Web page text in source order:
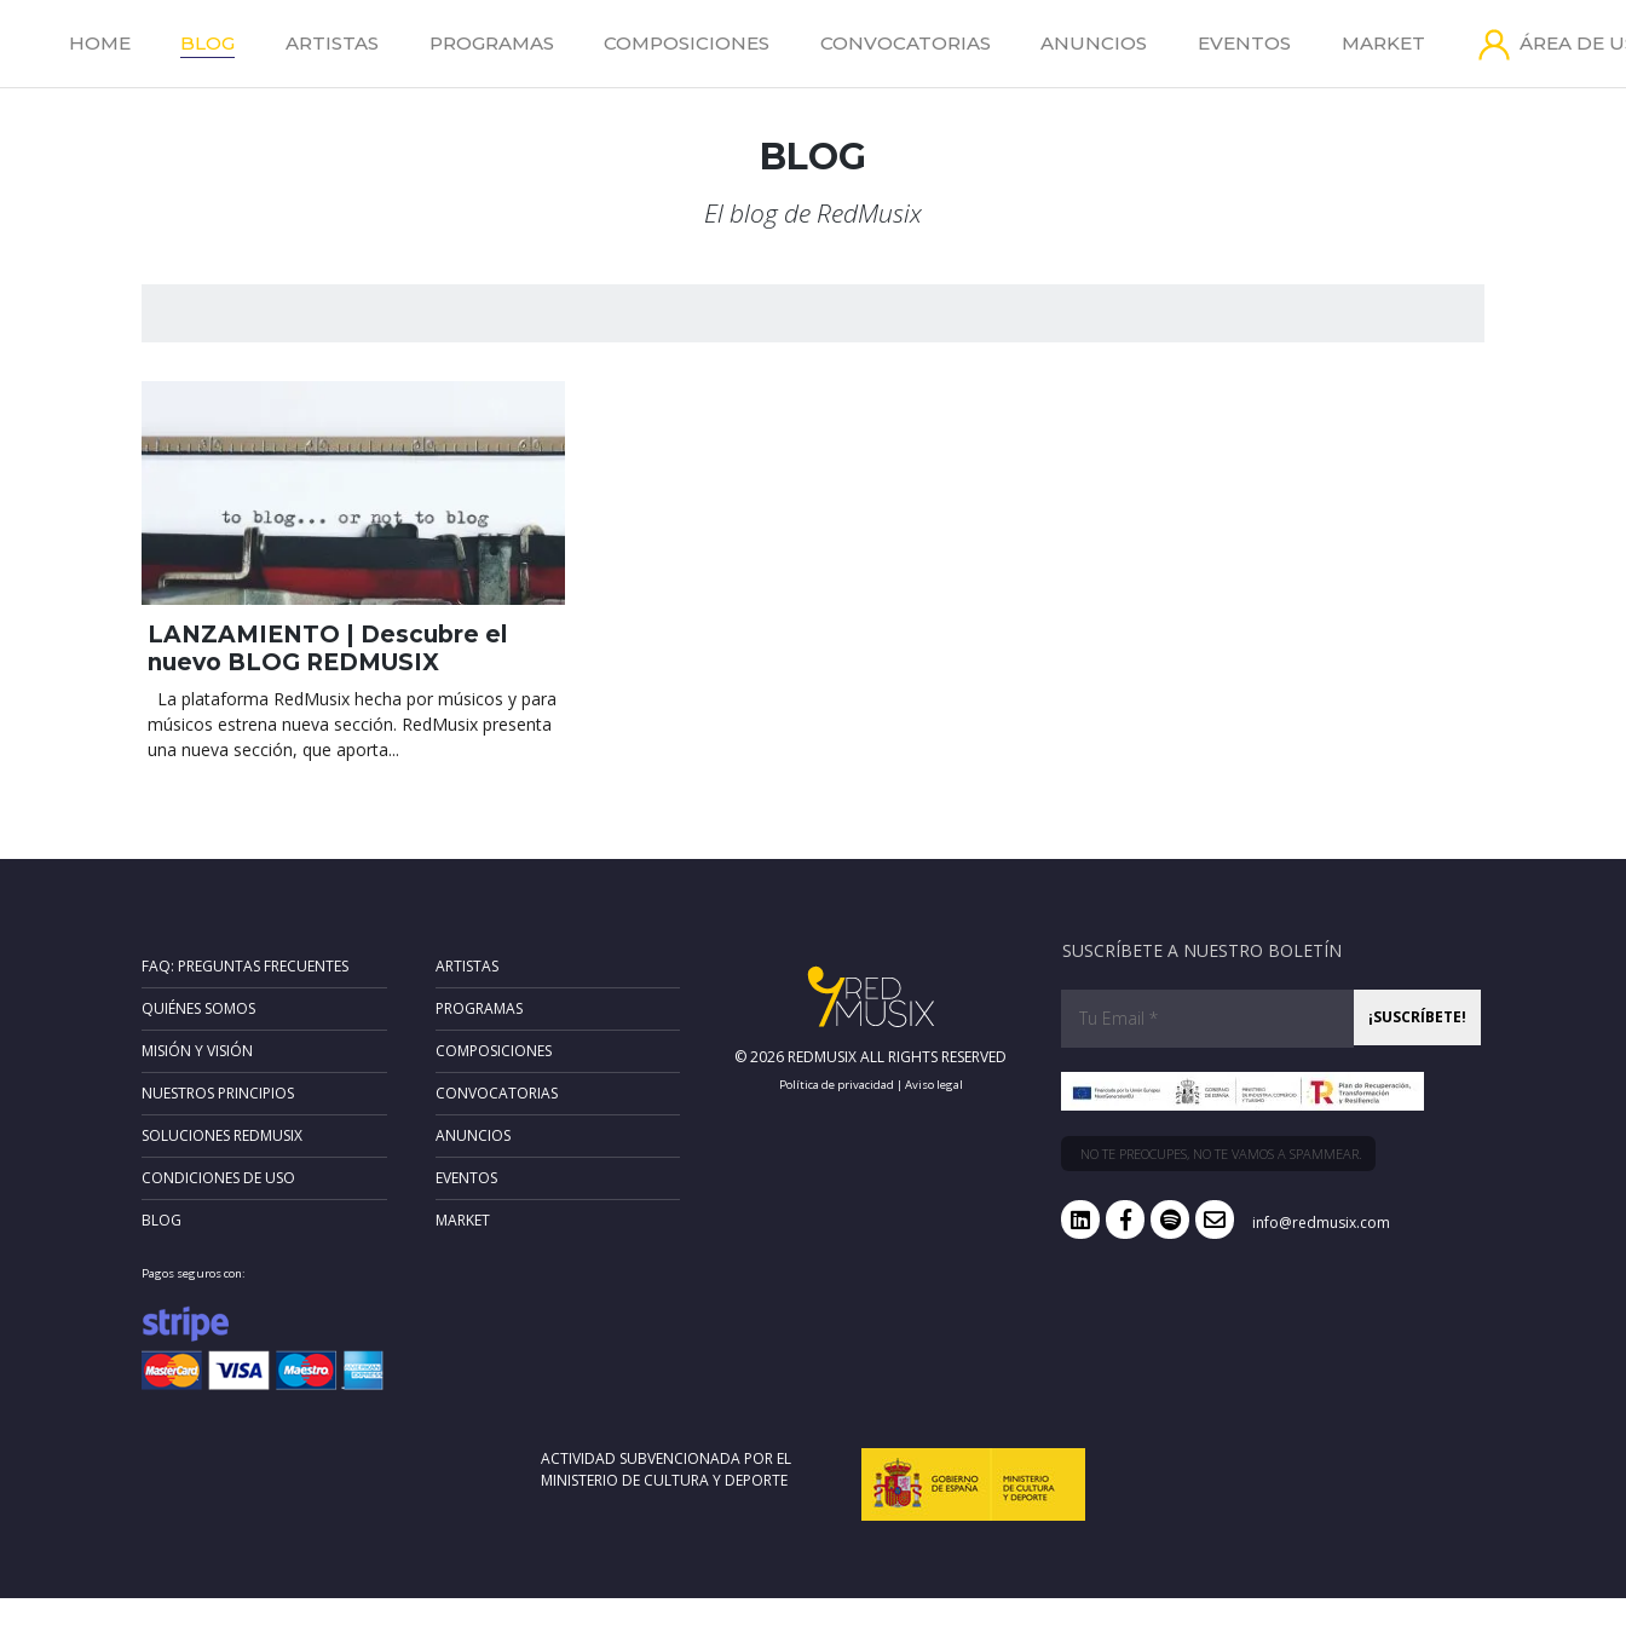
HOME BLOG ARTISTAS PROGRAMAS COMPOSICIONES CONVOCATORIAS ANUNCIOS EVENTOS MARKET ÁREA DE
BLOG
El blog de RedMusix
LANZAMIENTO | Descubre el
nuevo BLOG REDMUSIX
La plataforma RedMusix hecha por músicos y para
músicos estrena nueva sección. RedMusix presenta
una nueva sección, que aporta...
FAQ: PREGUNTAS FRECUENTES
QUIÉNES SOMOS
MISIÓN Y VISIÓN
NUESTROS PRINCIPIOS
SOLUCIONES REDMUSIX
CONDICIONES DE USO
BLOG
ARTISTAS
PROGRAMAS
COMPOSICIONES
CONVOCATORIAS
ANUNCIOS
EVENTOS
MARKET
Pagos seguros con:
© 2026 REDMUSIX ALL RIGHTS RESERVED
Política de privacidad | Aviso legal
SUSCRÍBETE A NUESTRO BOLETÍN
NO TE PREOCUPES, NO TE VAMOS A SPAMMEAR.
info@redmusix.com
ACTIVIDAD SUBVENCIONADA POR EL
MINISTERIO DE CULTURA Y DEPORTE